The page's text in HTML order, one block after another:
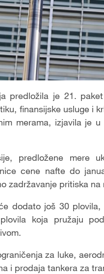
predložila je 21.
finansijske usluge i
merama, izjavila je
predložene mere
cene nafte do
zadržavanje pritiska na
dodato još 30
koja pružaju
za luke,
i prodaja tankera za